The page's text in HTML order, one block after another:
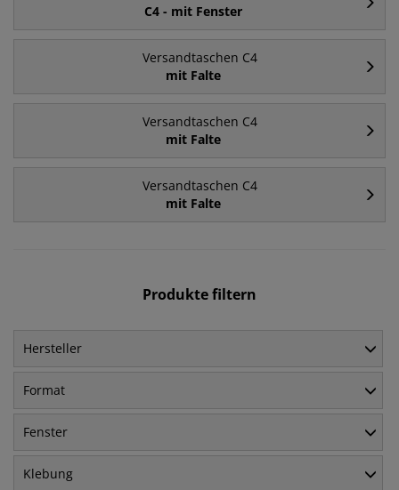
C4 - mit Fenster
Versandtaschen C4
mit Falte
Versandtaschen C4
mit Falte
Versandtaschen C4
mit Falte
Produkte filtern
Hersteller
Format
Fenster
Klebung